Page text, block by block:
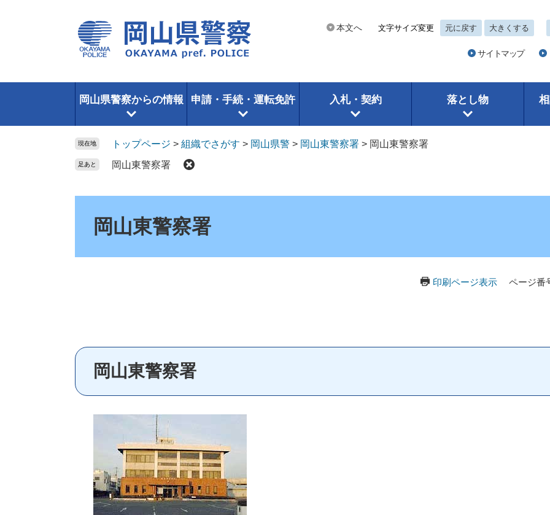
頭
飛
て
本文へ 文字サイズ変更 元に戻す 大きくする
サイトマップ
岡山県警察からの情報 申請・手続・運転免許 入札・契約 落とし物
現在地 トップページ > 組織でさがす > 岡山県警 > 岡山東警察署 > 岡山東警察署
足あと 岡山東警察署
岡山東警察署
印刷ページ表示 ページ番
岡山東警察署